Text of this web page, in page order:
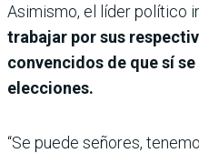
Asimismo, el líder político
trabajar por sus
convencidos de que sí
elecciones.
“Se puede señores,